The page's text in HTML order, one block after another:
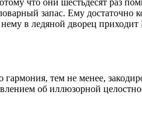
запас. Ему достаточно
в ледяной дворец
гармония, тем не менее,
об иллюзорной